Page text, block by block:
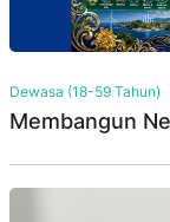
Dewasa (18-59 Tahun)
Membangun